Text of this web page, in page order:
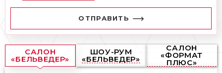
ОТПРАВИТЬ
САЛОН
«БЕЛЬВЕДЕР»
ШОУ-РУМ
«БЕЛЬВЕДЕР»
САЛОН
«ФОРМАТ
ПЛЮС»